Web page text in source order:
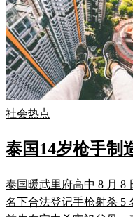
社会热点
泰国14岁枪手制
泰国暖武里府高中 8 月 8
名下合法登记手枪射杀 5